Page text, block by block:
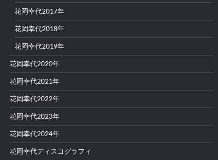
花岡幸代2017年
花岡幸代2018年
花岡幸代2019年
花岡幸代2020年
花岡幸代2021年
花岡幸代2022年
花岡幸代2023年
花岡幸代2024年
花岡幸代ディスコグラフィ